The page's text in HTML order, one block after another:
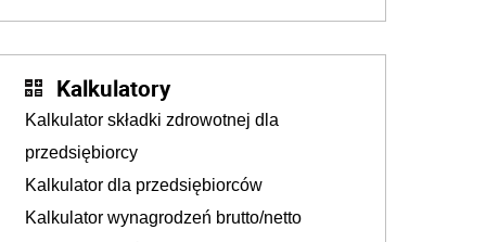
Kalkulatory
Kalkulator składki zdrowotnej dla
przedsiębiorcy
Kalkulator dla przedsiębiorców
Kalkulator wynagrodzeń brutto/netto